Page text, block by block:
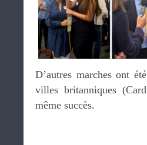
D’autres marches ont
villes britanniques
même succès.